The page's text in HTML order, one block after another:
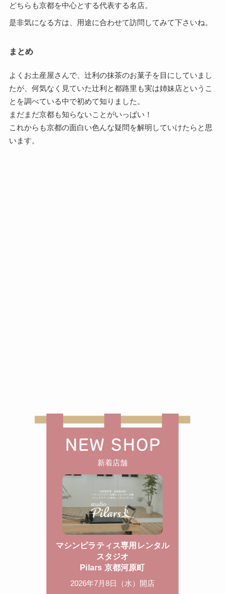
どちらも京都を中心とする代表する名店。
是非気になる方は、用途に合わせて訪問してみて下さいね。
まとめ
よくお土産屋さんで、辻利の抹茶のお菓子を目にしていまし
たが、何気なく見ていた辻利と都路里も実は姉妹店というこ
とを調べている中で初めて知りました。
まだまだ京都も知らないことがいっぱい！
これからも京都の面白い色んな疑問を解明していけたらと思
います。
NEW SHOP
新着店舗
マシンピラティス専用レンタル
スタジオ
Pilars 京都河原町
2026年7月8日（水）開店